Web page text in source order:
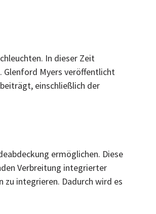
In dieser Zeit
Glenford Myers veröffentlicht
einschließlich der
ermöglichen. Diese
Verbreitung integrierter
integrieren. Dadurch wird es